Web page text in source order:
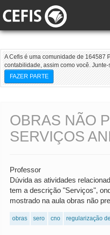
A Cefis é uma comunidade de 164587
contabilidade, assim como você.
FAZER PARTE
OBRAS NÃO
SERVIÇOS
Professor
Dúvida as atividades
tem a descrição "Serviços",
mostrado na aula obras não
obras sero cno regularização